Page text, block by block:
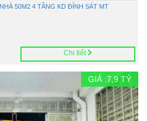
50M2 4 TẦNG KD ĐỈNH SÁT MT
Chi tiết
GIÁ :7,9 TỶ